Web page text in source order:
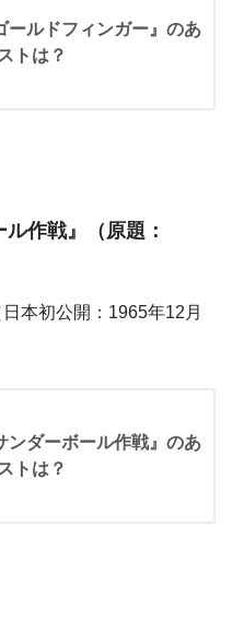
ールドフィンガー』のあ
トは？
ル作戦』（原題：
本初公開：1965年12月
ンダーボール作戦』のあ
トは？